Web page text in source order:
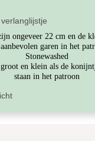
ongeveer 22 cm en de
garen in het
Stonewashed
groot en klein als de
staan in het patroon